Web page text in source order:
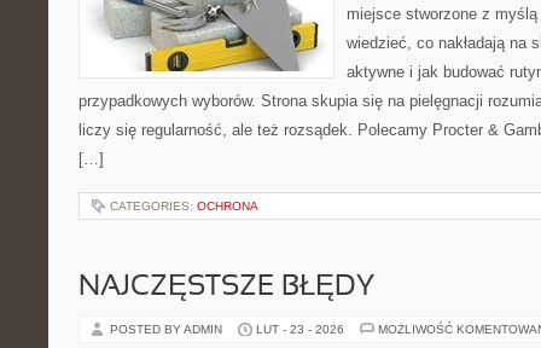
miejsce stworzone z
wiedzieć, co nakładają na
aktywne i jak budować
przypadkowych wyborów. Strona skupia się na pielęgnacji
liczy się regularność, ale też rozsądek. Polecamy Procter &
[…]
CATEGORIES: OCHRONA
NAJCZĘSTSZE BŁĘDY
POSTED BY ADMIN LUT - 23 - 2026 MOŻLIWOŚĆ